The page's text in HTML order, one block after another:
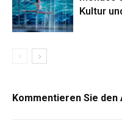
Kultur
Kommentieren Sie den